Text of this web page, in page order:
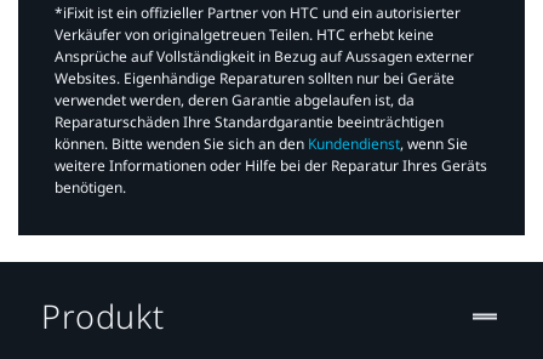
*iFixit ist ein offizieller Partner von HTC und ein autorisierter
Verkäufer von originalgetreuen Teilen. HTC erhebt keine
Ansprüche auf Vollständigkeit in Bezug auf Aussagen externer
Websites. Eigenhändige Reparaturen sollten nur bei Geräte
verwendet werden, deren Garantie abgelaufen ist, da
Reparaturschäden Ihre Standardgarantie beeinträchtigen
können. Bitte wenden Sie sich an den Kundendienst, wenn Sie
weitere Informationen oder Hilfe bei der Reparatur Ihres Geräts
benötigen.​
Produkt